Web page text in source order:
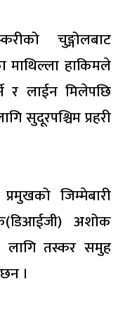
चुङ्गोलबाट
माथिल्ला हाकिमले
र लाईन मिलेपछि
सुदूरपश्चिम प्रहरी
जिम्मेबारी
अशोक
लागि तस्कर समुह
।